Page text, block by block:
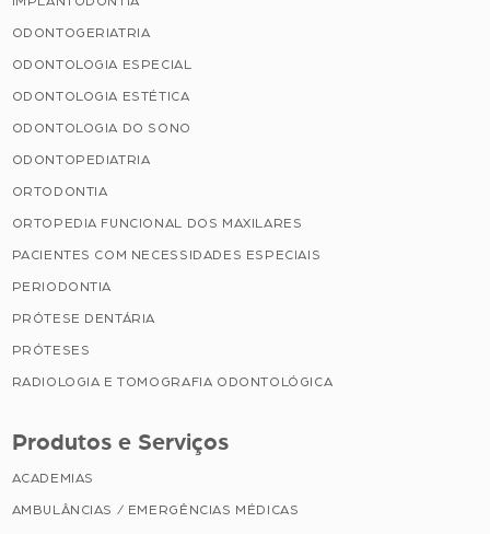
ODONTOGERIATRIA
ODONTOLOGIA ESPECIAL
ODONTOLOGIA ESTÉTICA
ODONTOLOGIA DO SONO
ODONTOPEDIATRIA
ORTODONTIA
ORTOPEDIA FUNCIONAL DOS MAXILARES
PACIENTES COM NECESSIDADES ESPECIAIS
PERIODONTIA
PRÓTESE DENTÁRIA
PRÓTESES
RADIOLOGIA E TOMOGRAFIA ODONTOLÓGICA
Produtos e Serviços
ACADEMIAS
AMBULÂNCIAS / EMERGÊNCIAS MÉDICAS